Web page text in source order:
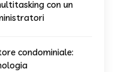
con un
condominiale: